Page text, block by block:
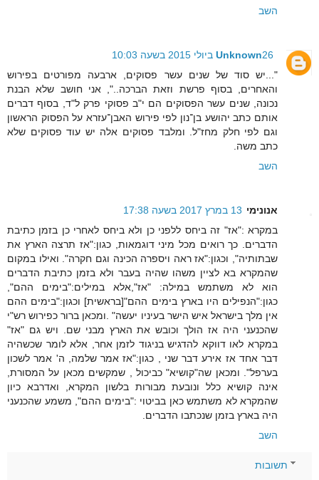
השב
Unknown26 ביולי 2015 בשעה 10:03
"...יש סוד של שנים עשר פסוקים, ארבעה מפורטים בפירוש
והאחרים, בסוף פרשת וזאת הברכה..", אני חושב שלא הבנת
נכונה, שנים עשר הפסוקים הם י"ב פסוקי פרק ל"ד, בסוף דברים
אותם כתב יהושע בן־נון לפי פירוש האבן־עזרא על הפסוק הראשון
וגם לפי חלק מחז"ל. ומלבד פסוקים אלה יש עוד פסוקים שלא
כתב משה.
השב
אנונימי 13 במרץ 2017 בשעה 17:38
במקרא :"אז" זה ביחס ללפני כן ולא ביחס לאחרי כן בזמן כתיבת
הדברים. כך רואים מכל מיני דוגמאות, כגון:"אז תרצה הארץ את
שבתותיה", וכגון:"אז ראה ויספרה הכינה וגם חקרה". ואילו במקום
שהמקרא בא לציין משהו שהיה בעבר ולא בזמן כתיבת הדברים
הוא לא משתמש במילה: "אז",אלא במילים:"בימים ההם",
כגון:"הנפילים היו בארץ בימים ההם"[בראשית] וכגון:"בימים ההם
אין מלך בישראל איש הישר בעיניו יעשה" .ומכאן ברור כפירוש רש"י
שהכנעני היה אז הולך וכובש את הארץ מבני שם. ויש גם "אז"
במקרא לאו דווקא להדגיש בניגוד לזמן אחר, אלא לומר שכשהיה
דבר אחד אז אירע דבר שני , כגון:"אז אמר שלמה, ה' אמר לשכון
בערפל". ומכאן שה"קושיא" כביכול , שמקשים מכאן על המסורת,
אינה קושיא כלל ונובעת מבורות בלשון המקרא, ואדרבא כיון
שהמקרא לא משתמש כאן בביטוי :"בימים ההם", משמע שהכנעני
היה בארץ בזמן שנכתבו הדברים.
השב
תשובות